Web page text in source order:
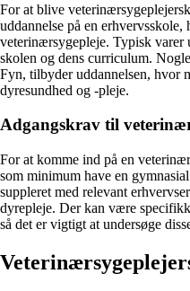
For at blive
uddannelse på en erhvervsskole,
veterinærsygepleje. Typisk varer
skolen og dens curriculum.
Fyn, tilbyder uddannelsen, hvor
dyresundhed og -pleje.
Adgangskrav til
For at komme ind på en
som minimum have en
suppleret med relevant
dyrepleje. Der kan være
så det er vigtigt at undersøge